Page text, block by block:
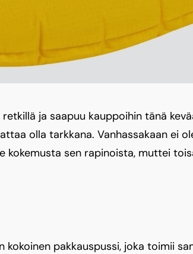
ja saapuu kauppoihin tänä
olla tarkkana. Vanhassakaan ei
kokemusta sen rapinoista, muttei
kokoinen pakkauspussi, joka toimii